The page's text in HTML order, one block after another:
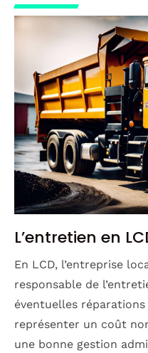
L’entretien en
En LCD, l’entreprise
responsable de
éventuelles
représenter un coût
une bonne gestion